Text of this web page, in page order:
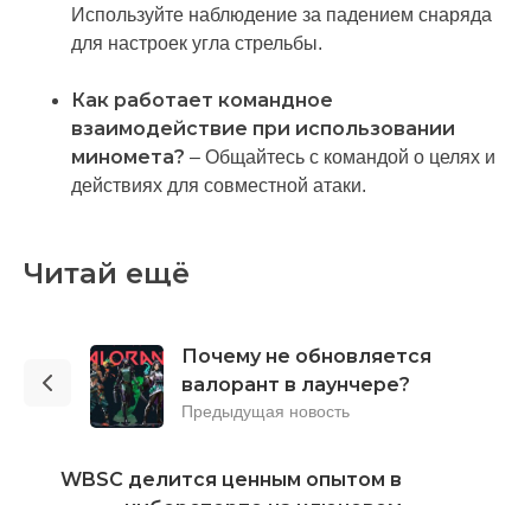
Используйте наблюдение за падением снаряда
для настроек угла стрельбы.
Как работает командное
взаимодействие при использовании
миномета? – Общайтесь с командой о целях и
действиях для совместной атаки.
Читай ещё
Почему не обновляется
валорант в лаунчере?
Предыдущая новость
WBSC делится ценным опытом в